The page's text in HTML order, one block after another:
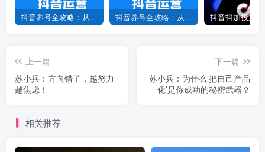
抖音养号全攻略：从0到1打造爆款账号，新手必看！ 抖音养号全攻略：从0到爆款，7天打造高权重账号！
上一篇
苏小兵：方向错了，越努力
越焦虑！
下一篇
苏小兵：为什么‘把自己产品
化’是你成功的秘密武器？
相关推荐